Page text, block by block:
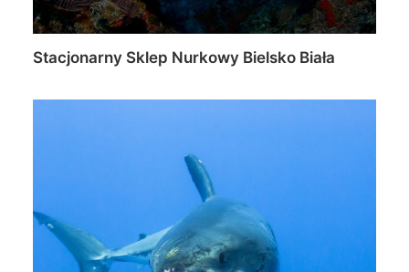
Stacjonarny Sklep Nurkowy Bielsko Biała